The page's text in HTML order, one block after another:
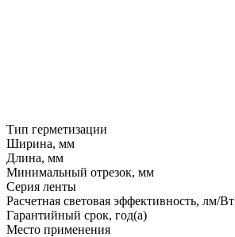
Тип герметизации
Ширина, мм
Длина, мм
Минимальный отрезок, мм
Серия ленты
Расчетная световая эффективность, лм/Вт
Гарантийный срок, год(а)
Место применения